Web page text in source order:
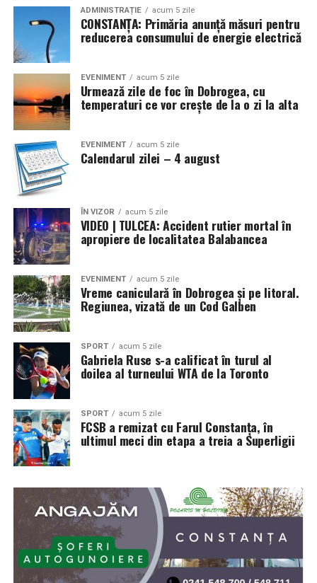
ADMINISTRAȚIE acum 5 zile
CONSTANȚA: Primăria anunță măsuri pentru
reducerea consumului de energie electrică
EVENIMENT acum 5 zile
Urmează zile de foc în Dobrogea, cu
temperaturi ce vor crește de la o zi la alta
EVENIMENT acum 5 zile
Calendarul zilei – 4 august
ÎN VIZOR acum 5 zile
VIDEO | TULCEA: Accident rutier mortal în
apropiere de localitatea Balabancea
EVENIMENT acum 5 zile
Vreme caniculară în Dobrogea și pe litoral.
Regiunea, vizată de un Cod Galben
SPORT acum 5 zile
Gabriela Ruse s-a calificat în turul al
doilea al turneului WTA de la Toronto
SPORT acum 5 zile
FCSB a remizat cu Farul Constanța, în
ultimul meci din etapa a treia a Superligii